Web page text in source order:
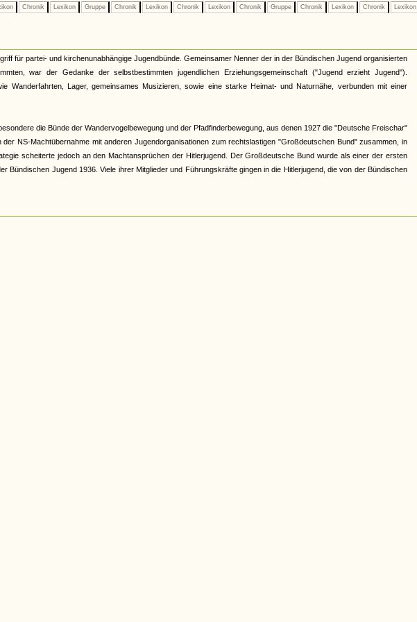
Chronik Lexikon Gruppe Chronik Lexikon Chronik Lexikon Chronik Gruppe Chronik Lexikon Chronik Lexikon
für partei- und kirchenunabhängige Jugendbünde. Gemeinsamer Nenner der in der Bündischen Jugend organisierten
war der Gedanke der selbstbestimmten jugendlichen Erziehungsgemeinschaft ("Jugend erzieht Jugend").
Wanderfahrten, Lager, gemeinsames Musizieren, sowie eine starke Heimat- und Naturnähe, verbunden mit einer
die Bünde der Wandervogelbewegung und der Pfadfinderbewegung, aus denen 1927 die "Deutsche Freischar"
NS-Machtübernahme mit anderen Jugendorganisationen zum rechtslastigen "Großdeutschen Bund" zusammen, in
scheiterte jedoch an den Machtansprüchen der Hitlerjugend. Der Großdeutsche Bund wurde als einer der ersten
Bündischen Jugend 1936. Viele ihrer Mitglieder und Führungskräfte gingen in die Hitlerjugend, die von der Bündischen